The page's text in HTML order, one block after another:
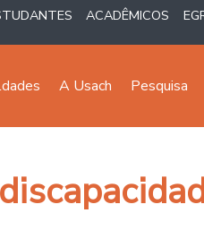
ACADÊMICOS
A Usach Pesquisa